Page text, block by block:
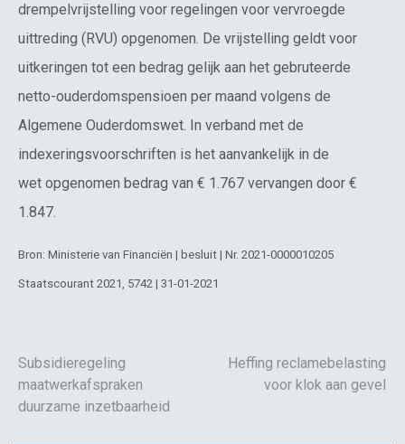
drempelvrijstelling voor regelingen voor vervroegde
uittreding (RVU) opgenomen. De vrijstelling geldt voor
uitkeringen tot een bedrag gelijk aan het gebruteerde
netto-ouderdomspensioen per maand volgens de
Algemene Ouderdomswet. In verband met de
indexeringsvoorschriften is het aanvankelijk in de
wet opgenomen bedrag van € 1.767 vervangen door €
1.847.
Bron: Ministerie van Financiën | besluit | Nr. 2021-0000010205
Staatscourant 2021, 5742 | 31-01-2021
Subsidieregeling
maatwerkafspraken
duurzame inzetbaarheid
Heffing reclamebelasting
voor klok aan gevel